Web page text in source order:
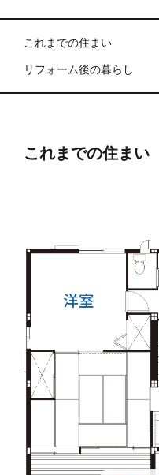
これまでの住まい
リフォーム後の暮らし
これまでの住まい